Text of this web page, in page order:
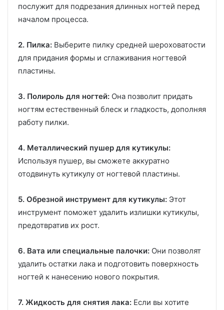
послужит для подрезания длинных ногтей перед
началом процесса.
2. Пилка: Выберите пилку средней шероховатости
для придания формы и сглаживания ногтевой
пластины.
3. Полироль для ногтей: Она позволит придать
ногтям естественный блеск и гладкость, дополняя
работу пилки.
4. Металлический пушер для кутикулы:
Используя пушер, вы сможете аккуратно
отодвинуть кутикулу от ногтевой пластины.
5. Обрезной инструмент для кутикулы: Этот
инструмент поможет удалить излишки кутикулы,
предотвратив их рост.
6. Вата или специальные палочки: Они позволят
удалить остатки лака и подготовить поверхность
ногтей к нанесению нового покрытия.
7. Жидкость для снятия лака: Если вы хотите